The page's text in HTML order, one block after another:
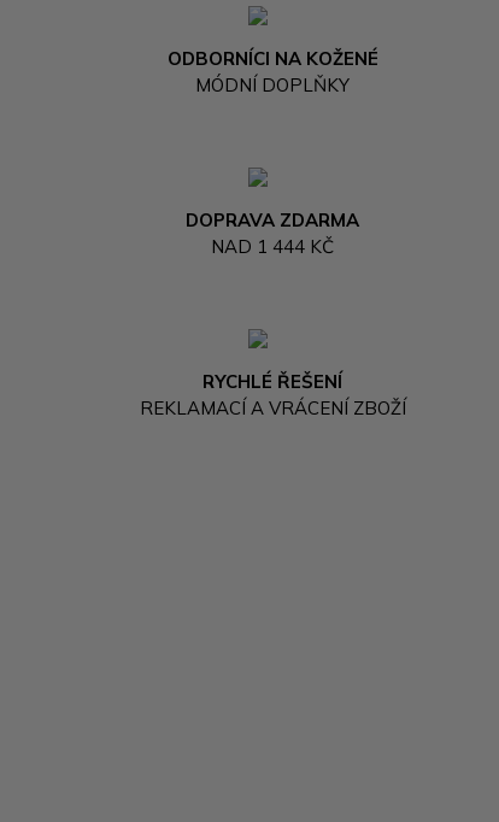
ODBORNÍCI NA KOŽENÉ
MÓDNÍ DOPLŇKY
DOPRAVA ZDARMA
NAD 1 444 KČ
RYCHLÉ ŘEŠENÍ
REKLAMACÍ A VRÁCENÍ ZBOŽÍ